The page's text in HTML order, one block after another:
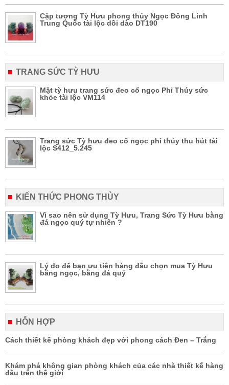
Cặp tượng Tỳ Hưu phong thủy Ngọc Đông Linh
Trung Quốc tài lộc dồi dào DT190
TRANG SỨC TỲ HƯU
Mặt tỳ hưu trang sức đeo cổ ngọc Phỉ Thúy sức
khỏe tài lộc VM114
Trang sức Tỳ hưu đeo cổ ngọc phỉ thúy thu hút tài
lộc S412_5.245
KIẾN THỨC PHONG THỦY
Vì sao nên sử dụng Tỳ Hưu, Trang Sức Tỳ Hưu bằng
đá ngọc quý tự nhiên ?
Lý do để bạn ưu tiên hàng đầu chọn mua Tỳ Hưu
bằng ngọc, bằng đá quý
HỖN HỢP
Cách thiết kế phòng khách đẹp với phong cách Đen – Trắng
Khám phá không gian phòng khách của các nhà thiết kế hàng
đầu trên thế giới